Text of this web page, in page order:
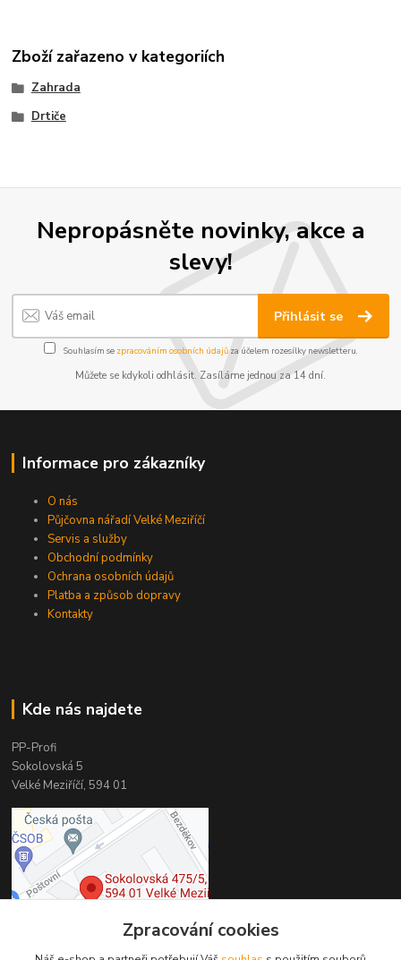
Zboží zařazeno v kategoriích
Zahrada
Drtiče
Nepropásněte novinky, akce a
slevy!
Přihlásit se
Souhlasím se zpracováním osobních údajůza účelem rozesílky newsletteru.
Můžete se kdykoli odhlásit. Zasíláme jednou za 14 dní.
Informace pro zákazníky
O nás
Půjčovna nářadí Velké Meziříčí
Servis a služby
Obchodní podmínky
Ochrana osobních údajů
Platba a způsob dopravy
Kontakty
Kde nás najdete
PP-Profi
Sokolovská 5
Velké Meziříčí, 594 01
Zpracování cookies